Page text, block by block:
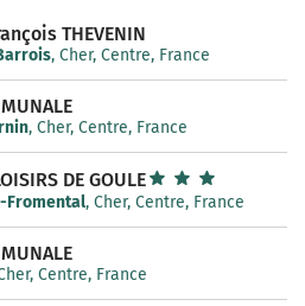
THEVENIN
, Cher, Centre, France
, Cher, Centre, France
DE GOULE
Fromental, Cher, Centre, France
Centre, France